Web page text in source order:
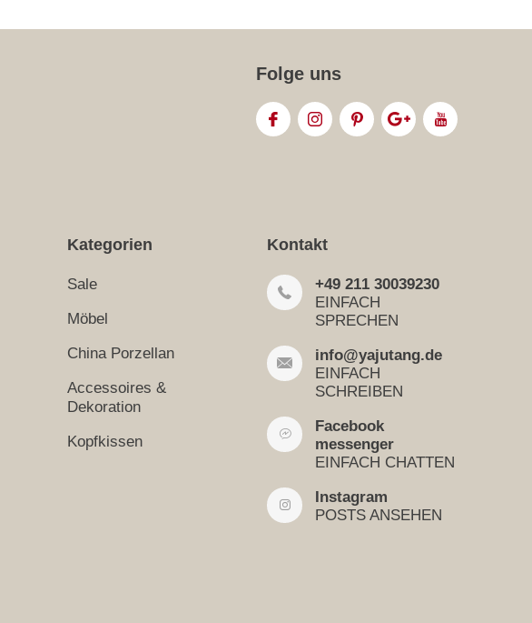
Folge uns
Kategorien
Sale
Möbel
China Porzellan
Accessoires &
Dekoration
Kopfkissen
Kontakt
+49 211 30039230
EINFACH
SPRECHEN
info@yajutang.de
EINFACH
SCHREIBEN
Facebook
messenger
EINFACH CHATTEN
Instagram
POSTS ANSEHEN